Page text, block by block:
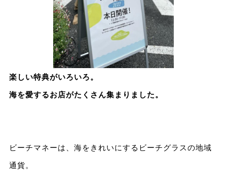
楽しい特典がいろいろ。
海を愛するお店がたくさん集まりました。
ビーチマネーは、海をきれいにするビーチグラスの地域
通貨。